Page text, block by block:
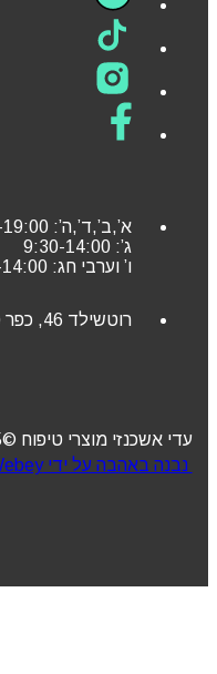
א’,ב’,ד’,ה’: 9:30-19:00
ג’: 9:30-14:00
ו’ וערבי חג: 9:00-14:00
רוטשילד 46, כפר סבא
עדי אשכנזי מוצרי טיפוח ©2025 כל הזכויות שמורות
נבנה באהבה על ידי Omri Salhov & Webey